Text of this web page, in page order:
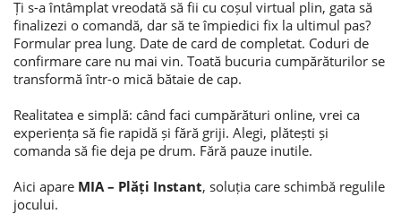
Потребительские кредиты
Ți s-a întâmplat vreodată să fii cu coșul virtual plin, gata să
finalizezi o comandă, dar să te împiedici fix la ultimul pas?
Formular prea lung. Date de card de completat. Coduri de
confirmare care nu mai vin. Toată bucuria cumpărăturilor se
transformă într-o mică bătaie de cap.
Realitatea e simplă: când faci cumpărături online, vrei ca
experiența să fie rapidă și fără griji. Alegi, plătești și
comanda să fie deja pe drum. Fără pauze inutile.
Aici apare MIA – Plăți Instant, soluția care schimbă regulile
jocului.